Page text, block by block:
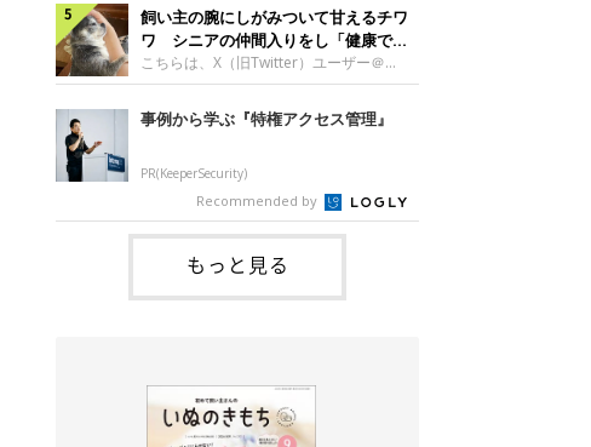
族と一緒におもちゃで遊んでいました。た
くさん遊んで疲れたのか、その後は眠り始
めたそうです。眠るなっちゃん。
@Pkndg_
影）。@mika_Jimmy紹介するのは、X（旧
Twitter）ユーザー@mika_Jimmyさんの愛
犬・小次郎くん（撮影時5才）。こちら
は、飼い主さんの妹さんと一緒に散歩をし
日、飼い主さんは実家から自宅へ帰る途
だったことを一つひとつ克服し、家族に寄
り添う姿を見せています。お迎え当日、ケ
ージの隅で不安そうにお迎え当日のシルビ
アちゃん。@nemonemotos今回紹介する
のは、X（旧Twitter）ユーザー
@nemonemotosさんの愛犬・シルビアち
主さんが「#最初に撮った一枚」として投
稿した写真には、ケージの隅で不安そうな
表情を浮かべるシルビアちゃんの姿が写っ
ていました。こちらは、保護犬だったシル
飼い主の腕にしがみついて甘えるチワ
ワ シニアの仲間入りをし「健康で穏
やかな暮らしが続いてほしい」と願う
こちらは、X（旧Twitter）ユーザー＠
kotubusuke617さんが投稿した写真。写
っているのは、愛犬でチワワのつぶしゃん
（本名：こつぶちゃん）です。飼い主さん
才）＠kotubusuke617撮影当時の状況に
ついて伺うと、飼い主さんはこう教えてく
れました。飼い主さん： 「ある休日のこ
とです。私がソファに座った途端にひざの
上にのってきたので、そのままなでながら
テレビを見ていたのですが、微動だにしな
いので気になって見てみると、腕にしがみ
事例から学ぶ『特権アクセス管理』
PR(KeeperSecurity)
Recommended by
もっと見る